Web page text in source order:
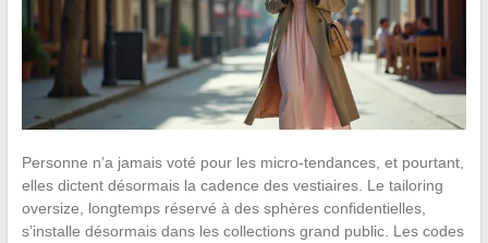
Personne n’a jamais voté pour les micro-tendances, et pourtant,
elles dictent désormais la cadence des vestiaires. Le tailoring
oversize, longtemps réservé à des sphères confidentielles,
s’installe désormais dans les collections grand public. Les codes